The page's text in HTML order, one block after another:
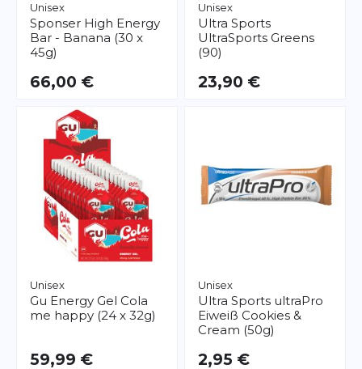
Unisex
Sponser High Energy
Bar - Banana (30 x
45g)
66,00 €
Unisex
Ultra Sports
UltraSports Greens
(90)
23,90 €
Unisex
Gu Energy Gel Cola
me happy (24 x 32g)
59,99 €
Unisex
Ultra Sports ultraPro
Eiweiß Cookies &
Cream (50g)
2,95 €